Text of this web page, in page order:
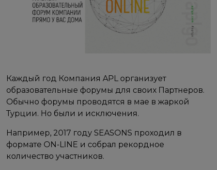
Каждый год Компания APL организует
образовательные форумы для своих Партнеров.
Обычно форумы проводятся в мае в жаркой
Турции. Но были и исключения.
Например, 2017 году SEASONS проходил в
формате ON-LINE и собрал рекордное
количество участников.